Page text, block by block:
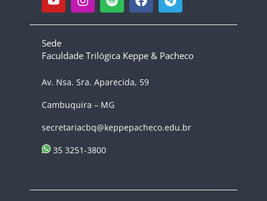
Sede
Faculdade Trilógica Keppe & Pacheco
Av. Nsa. Sra. Aparecida, 59
Cambuquira – MG
secretariacbq@keppepacheco.edu.br
35 3251-3800